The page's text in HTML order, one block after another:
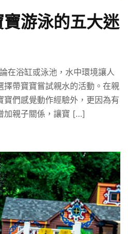
游泳的五大迷
在浴缸或泳池，水中環境讓人
擇帶寶寶嘗試親水的活動。在親
們感覺動作經驗外，更因為有
加親子關係，讓寶 […]